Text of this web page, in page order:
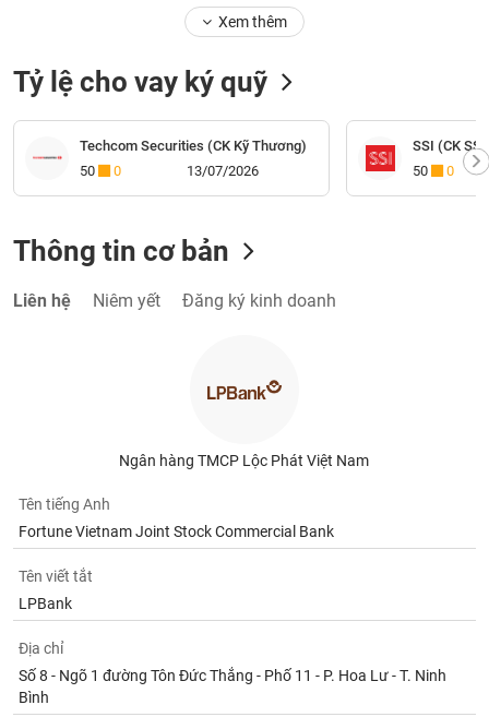
Xem thêm
Tỷ lệ cho vay ký quỹ
Techcom Securities (CK Kỹ Thương)
50
0 13/07/2026
SSI (CK
50
0
Thông tin cơ bản
Liên hệ Niêm yết Đăng ký kinh doanh
Ngân hàng TMCP Lộc Phát Việt Nam
Tên tiếng Anh
Fortune Vietnam Joint Stock Commercial Bank
Tên viết tắt
LPBank
Địa chỉ
Số 8 - Ngõ 1 đường Tôn Đức Thắng - Phố 11 - P. Hoa Lư - T. Ninh
Bình